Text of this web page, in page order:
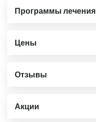
Программы лечения
Цены
Отзывы
Акции